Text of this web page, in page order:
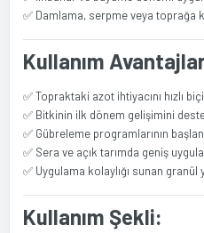
✅ Damlama, serpme veya toprağa
Kullanım
✅ Topraktaki azot ihtiyacını hızlı
✅ Bitkinin ilk dönem gelişimini
✅ Gübreleme programlarının
✅ Sera ve açık tarımda geniş
✅ Uygulama kolaylığı sunan granül
Kullanım Şekli: